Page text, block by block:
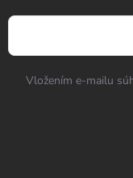
Vložením e-mailu